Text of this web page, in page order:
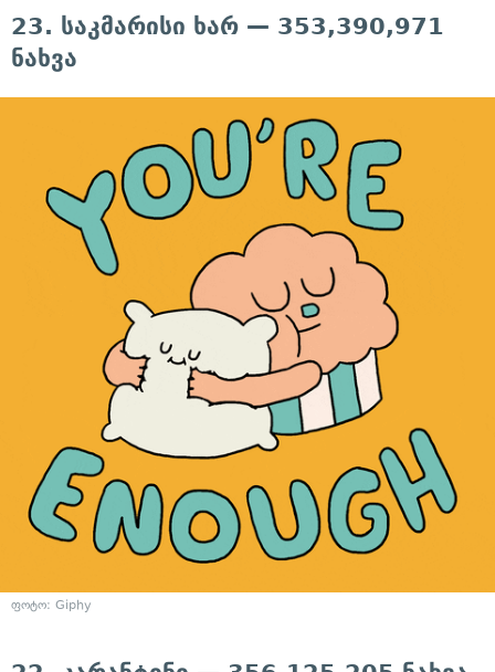
23. საკმარისი ხარ — 353,390,971
ნახვა
ფოტო: Giphy